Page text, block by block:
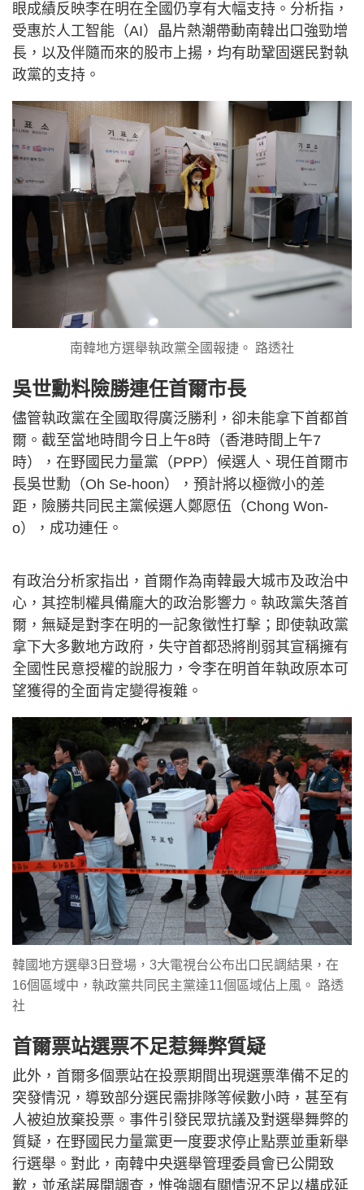
眼成績反映李在明在全國仍享有大幅支持。分析指，
受惠於人工智能（AI）晶片熱潮帶動南韓出口強勁增
長，以及伴隨而來的股市上揚，均有助鞏固選民對執
政黨的支持。
南韓地方選舉執政黨全國報捷。 路透社
吳世勳料險勝連任首爾市長
儘管執政黨在全國取得廣泛勝利，卻未能拿下首都首
爾。截至當地時間今日上午8時（香港時間上午7
時），在野國民力量黨（PPP）候選人、現任首爾市
長吳世勳（Oh Se-hoon），預計將以極微小的差
距，險勝共同民主黨候選人鄭愿伍（Chong Won-
o），成功連任。
有政治分析家指出，首爾作為南韓最大城市及政治中
心，其控制權具備龐大的政治影響力。執政黨失落首
爾，無疑是對李在明的一記象徵性打擊；即使執政黨
拿下大多數地方政府，失守首都恐將削弱其宣稱擁有
全國性民意授權的說服力，令李在明首年執政原本可
望獲得的全面肯定變得複雜。
韓國地方選舉3日登場，3大電視台公布出口民調結果，在
16個區域中，執政黨共同民主黨達11個區域佔上風。 路透
社
首爾票站選票不足惹舞弊質疑
此外，首爾多個票站在投票期間出現選票準備不足的
突發情況，導致部分選民需排隊等候數小時，甚至有
人被迫放棄投票。事件引發民眾抗議及對選舉舞弊的
質疑，在野國民力量黨更一度要求停止點票並重新舉
行選舉。對此，南韓中央選舉管理委員會已公開致
歉，並承諾展開調查，惟強調有關情況不足以構成延